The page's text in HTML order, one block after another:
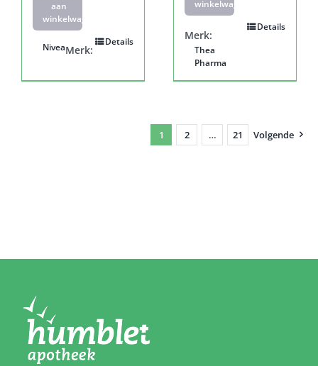
aan
winkelwagen
Details
Merk:
Nivea
winkelwagen
Details
Merk:
Thea
Pharma
1 2 … 21 Volgende